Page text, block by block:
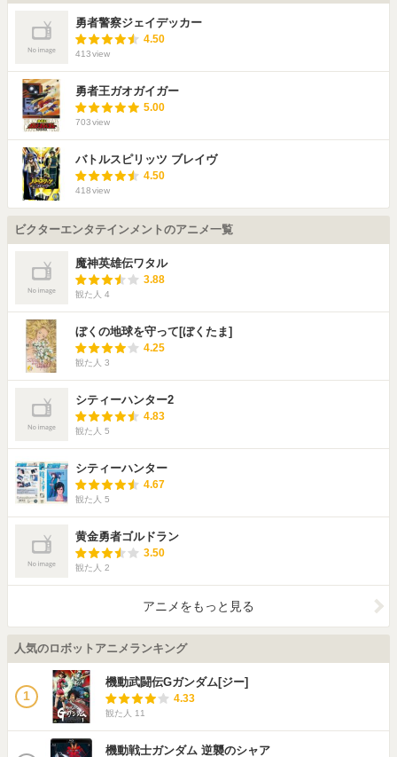
勇者警察ジェイデッカー
4.50
413view
勇者王ガオガイガー
5.00
703view
バトルスピリッツ ブレイヴ
4.50
418view
ビクターエンタテインメントのアニメ一覧
魔神英雄伝ワタル
3.88
観た人 4
ぼくの地球を守って[ぼくたま]
4.25
観た人 3
シティーハンター2
4.83
観た人 5
シティーハンター
4.67
観た人 5
黄金勇者ゴルドラン
3.50
観た人 2
アニメをもっと見る
人気のロボットアニメランキング
1
機動武闘伝Gガンダム[ジー]
4.33
観た人 11
機動戦士ガンダム 逆襲のシャア